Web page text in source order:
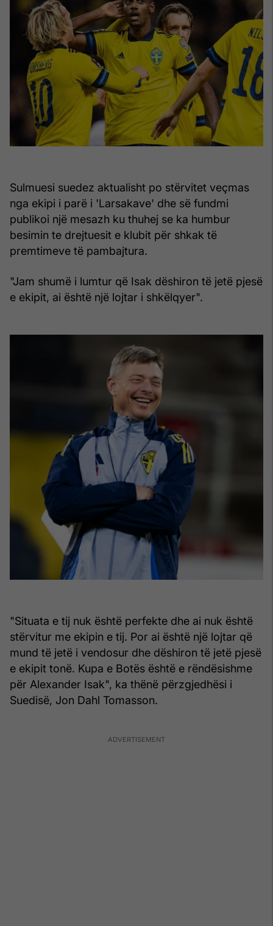
Sulmuesi suedez aktualisht po stërvitet veçmas
nga ekipi i parë i 'Larsakave' dhe së fundmi
publikoi një mesazh ku thuhej se ka humbur
besimin te drejtuesit e klubit për shkak të
premtimeve të pambajtura.
"Jam shumë i lumtur që Isak dëshiron të jetë pjesë
e ekipit, ai është një lojtar i shkëlqyer".
"Situata e tij nuk është perfekte dhe ai nuk është
stërvitur me ekipin e tij. Por ai është një lojtar që
mund të jetë i vendosur dhe dëshiron të jetë pjesë
e ekipit tonë. Kupa e Botës është e rëndësishme
për Alexander Isak", ka thënë përzgjedhësi i
Suedisë, Jon Dahl Tomasson.